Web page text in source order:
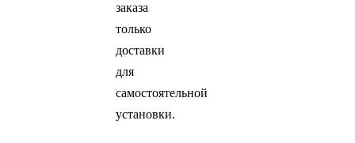
заказа
только
доставки
для
самостоятельной
установки.